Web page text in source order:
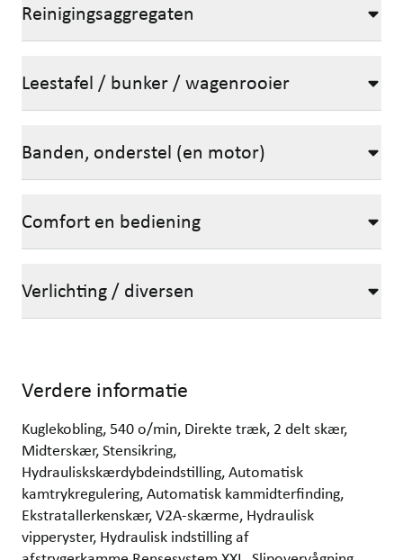
Reinigingsaggregaten
Leestafel / bunker / wagenrooier
Banden, onderstel (en motor)
Comfort en bediening
Verlichting / diversen
Verdere informatie
Kuglekobling, 540 o/min, Direkte træk, 2 delt skær,
Midterskær, Stensikring,
Hydrauliskskærdybdeindstilling, Automatisk
kamtrykregulering, Automatisk kammidterfinding,
Ekstratallerkenskær, V2A-skærme, Hydraulisk
vipperyster, Hydraulisk indstilling af